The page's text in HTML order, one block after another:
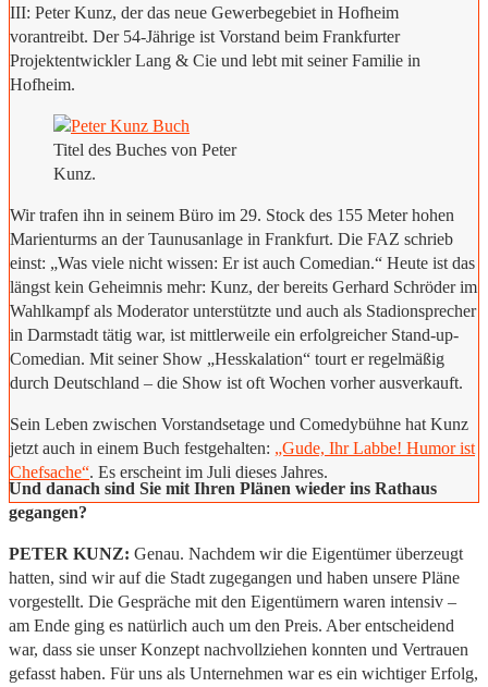
III: Peter Kunz, der das neue Gewerbegebiet in Hofheim
vorantreibt. Der 54-Jährige ist Vorstand beim Frankfurter
Projektentwickler Lang & Cie und lebt mit seiner Familie in
Hofheim.
Titel des Buches von Peter
Kunz.
Wir trafen ihn in seinem Büro im 29. Stock des 155 Meter hohen
Marienturms an der Taunusanlage in Frankfurt. Die FAZ schrieb
einst: „Was viele nicht wissen: Er ist auch Comedian.“ Heute ist das
längst kein Geheimnis mehr: Kunz, der bereits Gerhard Schröder im
Wahlkampf als Moderator unterstützte und auch als Stadionsprecher
in Darmstadt tätig war, ist mittlerweile ein erfolgreicher Stand-up-
Comedian. Mit seiner Show „Hesskalation“ tourt er regelmäßig
durch Deutschland – die Show ist oft Wochen vorher ausverkauft.
Sein Leben zwischen Vorstandsetage und Comedybühne hat Kunz
jetzt auch in einem Buch festgehalten: „Gude, Ihr Labbe! Humor ist
Chefsache“. Es erscheint im Juli dieses Jahres.
Und danach sind Sie mit Ihren Plänen wieder ins Rathaus
gegangen?
PETER KUNZ: Genau. Nachdem wir die Eigentümer überzeugt
hatten, sind wir auf die Stadt zugegangen und haben unsere Pläne
vorgestellt. Die Gespräche mit den Eigentümern waren intensiv –
am Ende ging es natürlich auch um den Preis. Aber entscheidend
war, dass sie unser Konzept nachvollziehen konnten und Vertrauen
gefasst haben. Für uns als Unternehmen war es ein wichtiger Erfolg,